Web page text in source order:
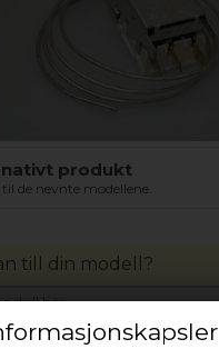
produkt
til de nevnte modellene.
till din modell?